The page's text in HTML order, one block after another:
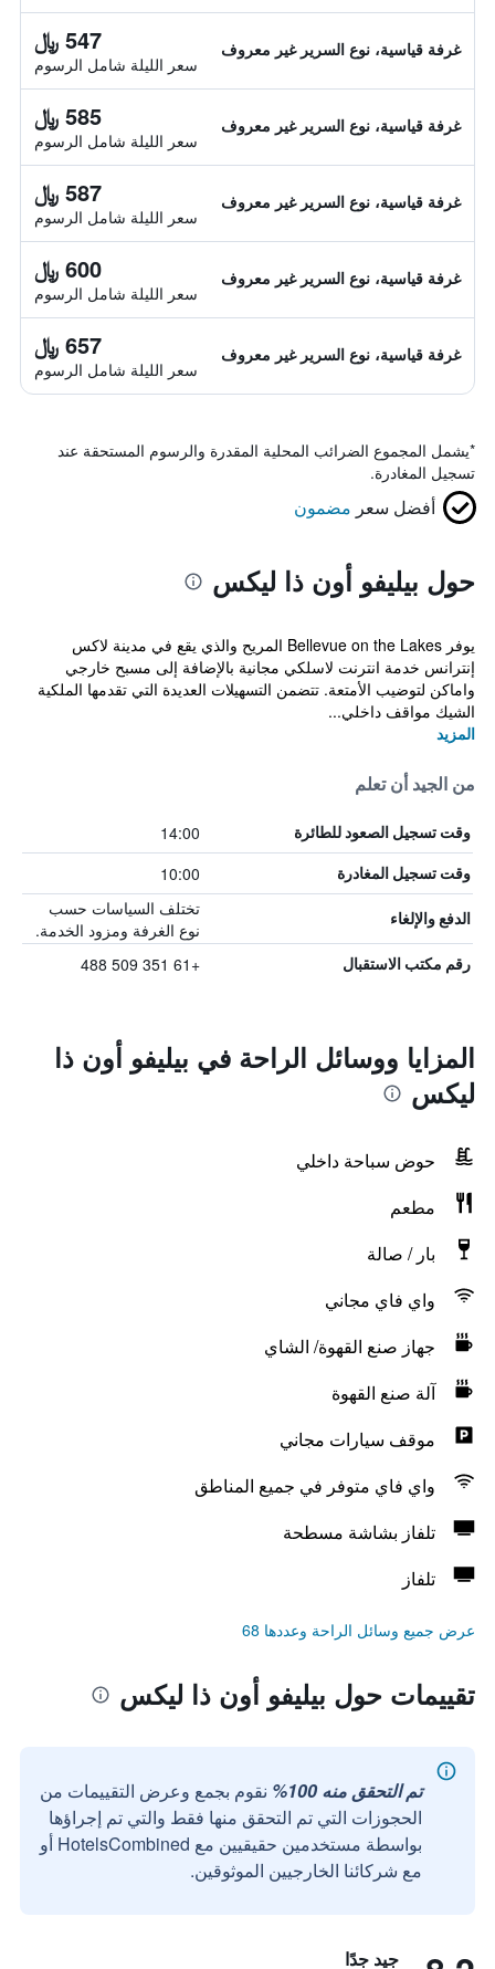
غرفة قياسية، نوع السرير غير معروف 547 ﷼
سعر الليلة شامل الرسوم
غرفة قياسية، نوع السرير غير معروف 585 ﷼
سعر الليلة شامل الرسوم
غرفة قياسية، نوع السرير غير معروف 587 ﷼
سعر الليلة شامل الرسوم
غرفة قياسية، نوع السرير غير معروف 600 ﷼
سعر الليلة شامل الرسوم
غرفة قياسية، نوع السرير غير معروف 657 ﷼
سعر الليلة شامل الرسوم
*يشمل المجموع الضرائب المحلية المقدرة والرسوم المستحقة عند
تسجيل المغادرة.
أفضل سعر مضمون
حول بيليفو أون ذا ليكس
يوفر Bellevue on the Lakes المريح والذي يقع في مدينة لاكس
إنترانس خدمة انترنت لاسلكي مجانية بالإضافة إلى مسبح خارجي
واماكن لتوضيب الأمتعة. تتضمن التسهيلات العديدة التي تقدمها الملكية
الشيك مواقف داخلي...
المزيد
من الجيد أن تعلم
وقت تسجيل الصعود للطائرة 14:00
وقت تسجيل المغادرة 10:00
الدفع والإلغاء
تختلف السياسات حسب
نوع الغرفة ومزود الخدمة.
رقم مكتب الاستقبال +61 351 509 488
المزايا ووسائل الراحة في بيليفو أون ذا
ليكس
حوض سباحة داخلي
مطعم
بار / صالة
واي فاي مجاني
جهاز صنع القهوة/ الشاي
آلة صنع القهوة
موقف سيارات مجاني
واي فاي متوفر في جميع المناطق
تلفاز بشاشة مسطحة
تلفاز
عرض جميع وسائل الراحة وعددها 68
تقييمات حول بيليفو أون ذا ليكس
تم التحقق منه 100%
نقوم بجمع وعرض التقييمات من
الحجوزات التي تم التحقق منها فقط والتي تم إجراؤها
بواسطة مستخدمين حقيقيين مع HotelsCombined أو
مع شركائنا الخارجيين الموثوقين.
جيد جدًا